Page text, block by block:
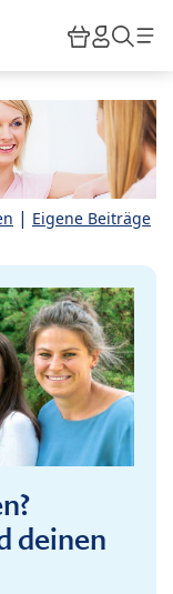
HiPP
| Eigene Beiträge
deinen